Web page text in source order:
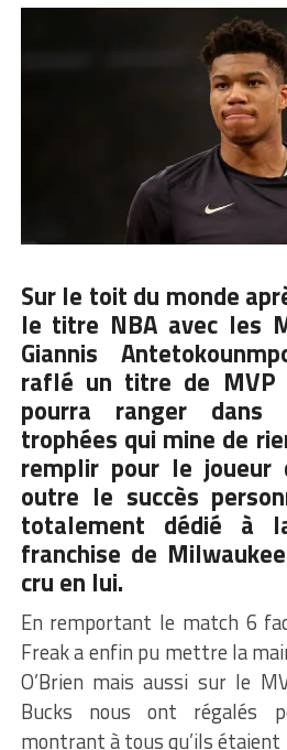
Sur le toit du monde
le titre NBA avec les
Giannis
raflé un titre de MVP
pourra ranger
trophées qui mine de
remplir pour le joueur
outre le succès
totalement dédié
franchise de
cru en lui.
En remportant le match 6
Freak a enfin pu mettre la
O’Brien mais aussi sur le
Bucks nous ont régalés
montrant à tous qu’ils étaient